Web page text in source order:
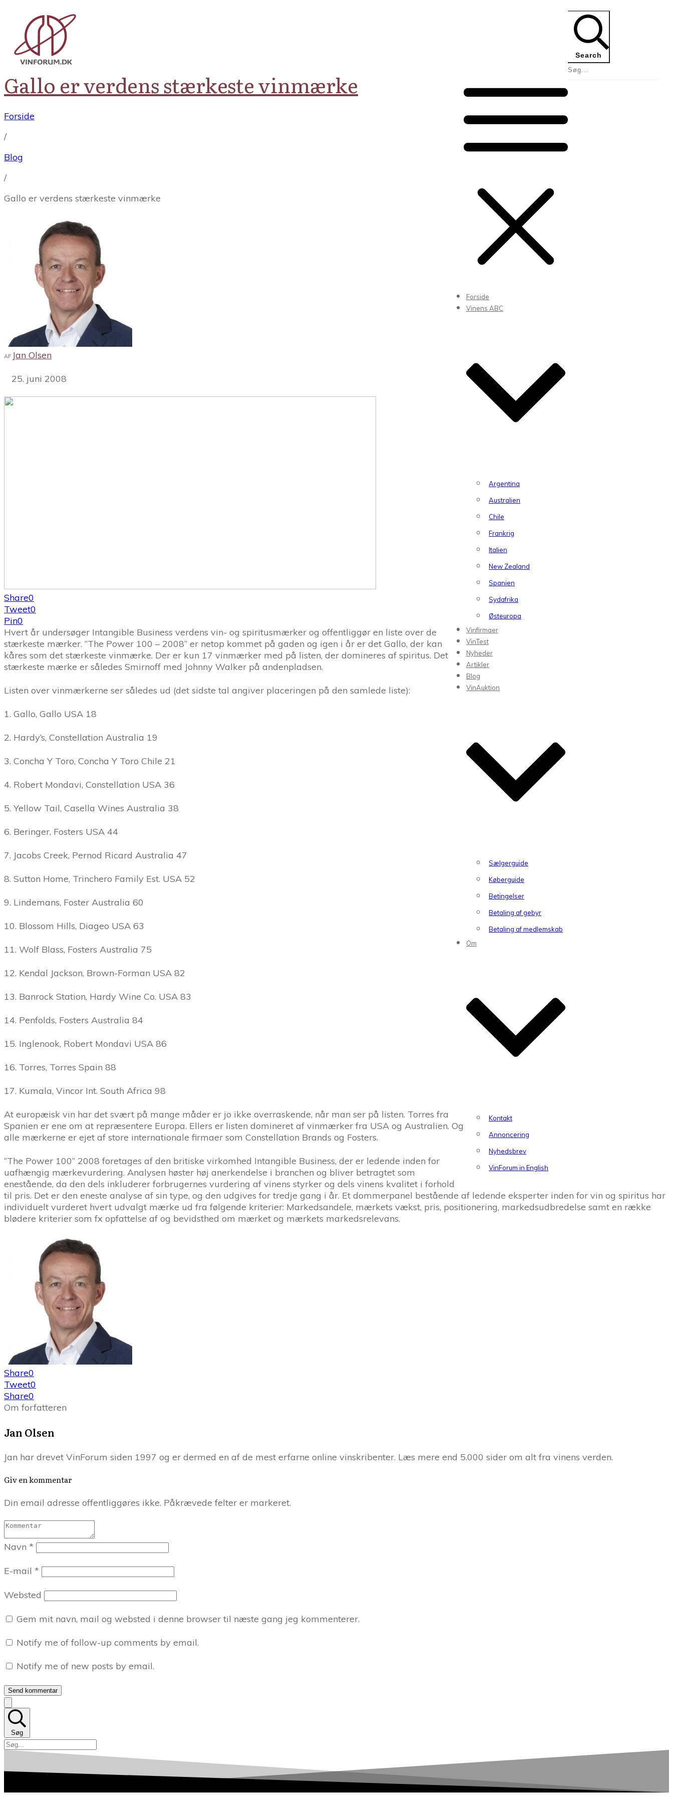
Search
Forside
Vinens ABC
Argentina
Australien
Chile
Frankrig
Italien
New Zealand
Spanien
Sydafrika
Østeuropa
Vinfirmaer
VinTest
Nyheder
Artikler
Blog
VinAuktion
Sælgerguide
Køberguide
Betingelser
Betaling af gebyr
Betaling af medlemskab
Om
Kontakt
Annoncering
Nyhedsbrev
VinForum in English
Gallo er verdens stærkeste vinmærke
Forside
/
Blog
/
Gallo er verdens stærkeste vinmærke
AF Jan Olsen
25. juni 2008
Share0
Tweet0
Pin0
Hvert år undersøger Intangible Business verdens vin- og spiritusmærker og offentliggør en liste over de
stærkeste mærker. “The Power 100 – 2008” er netop kommet på gaden og igen i år er det Gallo, der kan
kåres som det stærkeste vinmærke. Der er kun 17 vinmærker med på listen, der domineres af spiritus. Det
stærkeste mærke er således Smirnoff med Johnny Walker på andenpladsen.
Listen over vinmærkerne ser således ud (det sidste tal angiver placeringen på den samlede liste):
1. Gallo, Gallo USA 18
2. Hardy’s, Constellation Australia 19
3. Concha Y Toro, Concha Y Toro Chile 21
4. Robert Mondavi, Constellation USA 36
5. Yellow Tail, Casella Wines Australia 38
6. Beringer, Fosters USA 44
7. Jacobs Creek, Pernod Ricard Australia 47
8. Sutton Home, Trinchero Family Est. USA 52
9. Lindemans, Foster Australia 60
10. Blossom Hills, Diageo USA 63
11. Wolf Blass, Fosters Australia 75
12. Kendal Jackson, Brown-Forman USA 82
13. Banrock Station, Hardy Wine Co. USA 83
14. Penfolds, Fosters Australia 84
15. Inglenook, Robert Mondavi USA 86
16. Torres, Torres Spain 88
17. Kumala, Vincor Int. South Africa 98
At europæisk vin har det svært på mange måder er jo ikke overraskende, når man ser på listen. Torres fra
Spanien er ene om at repræsentere Europa. Ellers er listen domineret af vinmærker fra USA og Australien. Og
alle mærkerne er ejet af store internationale firmaer som Constellation Brands og Fosters.
“The Power 100” 2008 foretages af den britiske virkomhed Intangible Business, der er ledende inden for
uafhængig mærkevurdering. Analysen høster høj anerkendelse i branchen og bliver betragtet som
enestående, da den dels inkluderer forbrugernes vurdering af vinens styrker og dels vinens kvalitet i forhold
til pris. Det er den eneste analyse af sin type, og den udgives for tredje gang i år. Et dommerpanel bestående af ledende eksperter inden for vin og spiritus har
individuelt vurderet hvert udvalgt mærke ud fra følgende kriterier: Markedsandele, mærkets vækst, pris, positionering, markedsudbredelse samt en række
blødere kriterier som fx opfattelse af og bevidsthed om mærket og mærkets markedsrelevans.
Share0
Tweet0
Share0
Om forfatteren
Jan Olsen
Jan har drevet VinForum siden 1997 og er dermed en af de mest erfarne online vinskribenter. Læs mere end 5.000 sider om alt fra vinens verden.
Giv en kommentar
Din email adresse offentliggøres ikke. Påkrævede felter er markeret.
Navn *
E-mail *
Websted
Gem mit navn, mail og websted i denne browser til næste gang jeg kommenterer.
Notify me of follow-up comments by email.
Notify me of new posts by email.
Send kommentar
Søg